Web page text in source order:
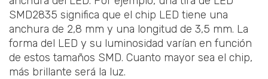
SMD2835 significa que el chip LED tiene una
anchura de 2,8 mm y una longitud de 3,5 mm. La
forma del LED y su luminosidad varían en función
de estos tamaños SMD. Cuanto mayor sea el chip,
más brillante será la luz.